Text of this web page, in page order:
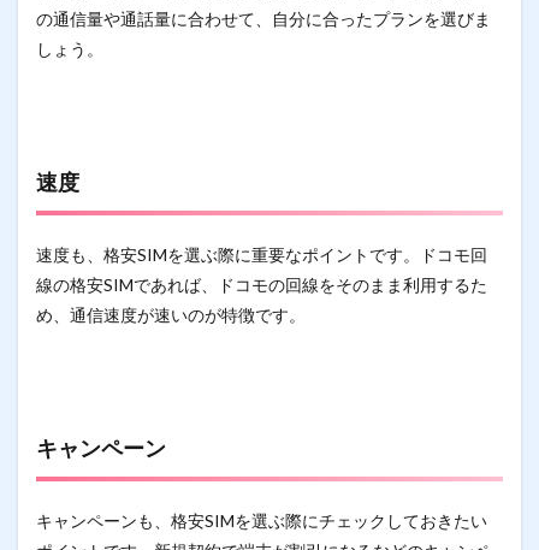
の通信量や通話量に合わせて、自分に合ったプランを選びま
しょう。
速度
速度も、格安SIMを選ぶ際に重要なポイントです。ドコモ回
線の格安SIMであれば、ドコモの回線をそのまま利用するた
め、通信速度が速いのが特徴です。
キャンペーン
キャンペーンも、格安SIMを選ぶ際にチェックしておきたい